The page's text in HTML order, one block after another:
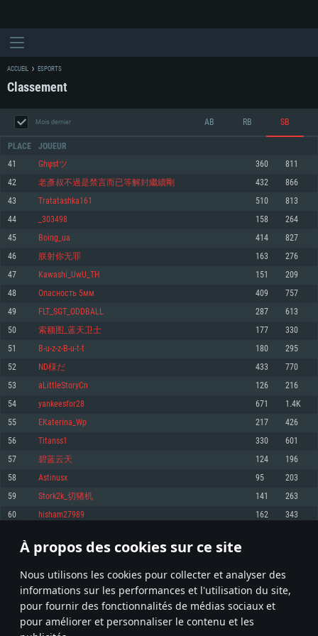
À propos des cookies sur ce site
Nous utilisons les cookies pour collecter et analyser des
informations sur les performances et l'utilisation du site,
pour fournir des fonctionnalités de médias sociaux et
pour améliorer et personnaliser le contenu et les
CONFIGURATION SYSTÈME REQUISE
Minimum
OS: Windows 10 (64 bit)
Processeur: Dual-Core 2.2 GHz
Mémoire: 4 GB
Carte graphique supportant DirectX 11: AMD Radeon 77XX / NVIDIA
GeForce GTX 660. La résolution minimale supportée par le jeu est de 720p
Connection: Connexion Internet à haut débit
Disque dur: 23.1 Go (client minimal)
Recommandée
1060 et plus, Radeon RX 570 et plus.
Disque dur: 75.9 Go (client complet)
Minimum
OS: Mac OS Big Sur 11.0 ou plus récent
Processeur: Core i5, minimum 2.2GHz (Les processeurs Intel Xeon ne sont
pas supportés)
Mémoire: 6 GB
Carte graphique: Intel Iris Pro 5200 (Mac), ou analogue AMD/Nvidia. La
résolution minimale supportée par le jeu est de 720p.
Connection: Connexion Internet à haut débit
Disque dur: 62,2 Go (client minimal)
Recommandée
OS: Mac OS Big Sur 11.0 ou plus récent
Processeur: Core i7 (Les processeurs Intel Xeon ne sont pas supportés)
Mémoire: 8 GB
Carte graphique: Radeon Vega II ou plus avec support de Metal
Disque dur: 62,2 Go (client complet)
Minimum
OS: Les configurations Linux 64 bits les plus modernes
Processeur: Dual-Core 2.4 GHz
Mémoire: 4 GB
Carte graphique: NVIDIA 660 avec les derniers drivers (moins de 6 mois) /
de même pour AMD (La résolution minimale supportée par le jeu est de
720p)
Connection: Connexion Internet à haut débit
Disque dur: 62,2 Go (client minimal)
Recommandée
OS: Ubuntu 20.04 64bit
Processeur: Intel Core i7
Mémoire: 8 GB
Carte graphique: NVIDIA 1060 avec les derniers drivers (moins de 6 mois) /
6 mois et supportant Vulkan
Connection: Connexion Internet à haut débit
Disque dur: 60,2 Go (client complet)
ACCUEIL ESPORTS
Classement
Mois dernier AB RB SB
PLACE JOUEUR
41 Ghφstツ 360 811
42 老彥叔不過是禁言而已等解封繼續剛 432 866
43 Tratatashka161 510 813
44 _303498 158 264
45 Boing_ua 414 827
46 朕射你无罪 163 276
47 Kawashi_UwU_TH 151 209
48 Опасность 5мм 409 757
49 FLT_SGT_ODDBALL 287 613
50 索额图_蓝天卫士 177 330
51 B-u-z-z-B-u-t-t 180 295
52 ND様だ 433 770
53 aLittleStoryCn 126 216
54 yankeesfor28 671 1.4K
55 EKaterina_Wp 217 426
56 Titanss1 330 601
57 碧蓝云天 124 196
58 Astinusx 95 203
59 Stork2k_切猪机 141 263
60 hisham27989 162 343
* Classement mis à jour quotidiennement
2 3 4 103